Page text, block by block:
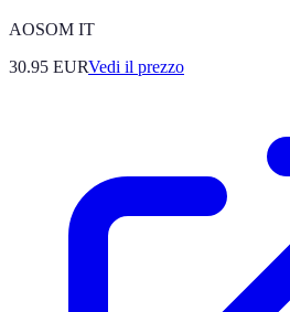
AOSOM IT
30.95 EURVedi il prezzo